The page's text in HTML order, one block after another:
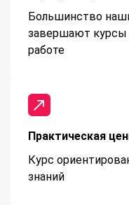
Большинство
завершают
работе
Практическая
Курс
знаний